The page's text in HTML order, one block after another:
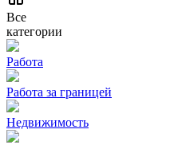
Все
категории
Работа
Работа за границей
Недвижимость